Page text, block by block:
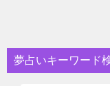
夢占いキーワード